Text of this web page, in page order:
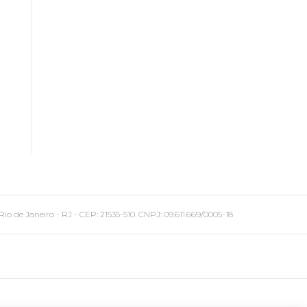
Janeiro - RJ - CEP: 21535-510. CNPJ: 09.611.669/0005-18